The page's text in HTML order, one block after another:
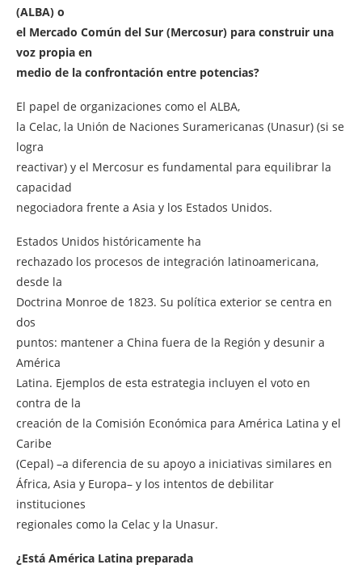
(ALBA) o
el Mercado Común del Sur (Mercosur) para construir una
voz propia en
medio de la confrontación entre potencias?
El papel de organizaciones como el ALBA,
la Celac, la Unión de Naciones Suramericanas (Unasur) (si se
logra
reactivar) y el Mercosur es fundamental para equilibrar la
capacidad
negociadora frente a Asia y los Estados Unidos.
Estados Unidos históricamente ha
rechazado los procesos de integración latinoamericana,
desde la
Doctrina Monroe de 1823. Su política exterior se centra en
dos
puntos: mantener a China fuera de la Región y desunir a
América
Latina. Ejemplos de esta estrategia incluyen el voto en
contra de la
creación de la Comisión Económica para América Latina y el
Caribe
(Cepal) –a diferencia de su apoyo a iniciativas similares en
África, Asia y Europa– y los intentos de debilitar
instituciones
regionales como la Celac y la Unasur.
¿Está América Latina preparada